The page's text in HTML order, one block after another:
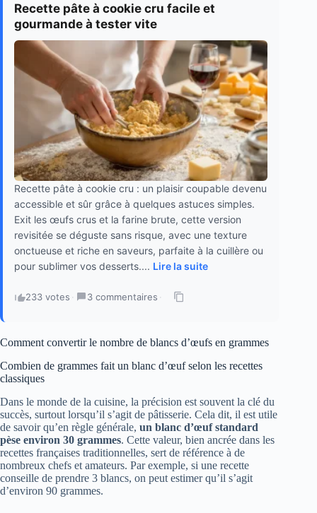
Recette pâte à cookie cru facile et
gourmande à tester vite
Recette pâte à cookie cru : un plaisir coupable devenu
accessible et sûr grâce à quelques astuces simples.
Exit les œufs crus et la farine brute, cette version
revisitée se déguste sans risque, avec une texture
onctueuse et riche en saveurs, parfaite à la cuillère ou
pour sublimer vos desserts.... Lire la suite
233 votes · 3 commentaires ·
Comment convertir le nombre de blancs d’œufs en grammes
Combien de grammes fait un blanc d’œuf selon les recettes
classiques
Dans le monde de la cuisine, la précision est souvent la clé du
succès, surtout lorsqu’il s’agit de pâtisserie. Cela dit, il est utile
de savoir qu’en règle générale, un blanc d’œuf standard
pèse environ 30 grammes. Cette valeur, bien ancrée dans les
recettes françaises traditionnelles, sert de référence à de
nombreux chefs et amateurs. Par exemple, si une recette
conseille de prendre 3 blancs, on peut estimer qu’il s’agit
d’environ 90 grammes.